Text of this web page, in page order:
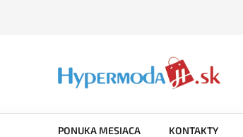
PONUKA MESIACA KONTAKTY